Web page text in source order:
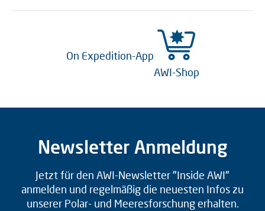
On Expedition-App
AWI-Shop
Newsletter Anmeldung
Jetzt für den AWI-Newsletter "Inside AWI"
anmelden und regelmäßig die neuesten Infos zu
unserer Polar- und Meeresforschung erhalten.